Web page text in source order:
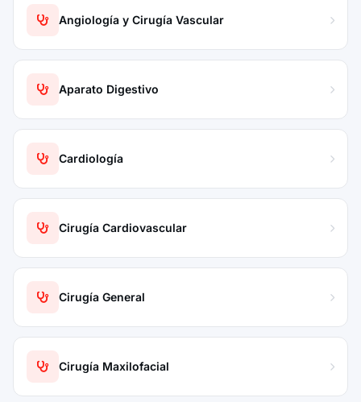
Angiología y Cirugía Vascular
Aparato Digestivo
Cardiología
Cirugía Cardiovascular
Cirugía General
Cirugía Maxilofacial